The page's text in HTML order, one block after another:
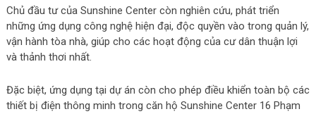
Chủ đầu tư của Sunshine Center còn nghiên cứu, phát triển
những ứng dụng công nghệ hiện đại, độc quyền vào trong quản lý,
vận hành tòa nhà, giúp cho các hoạt động của cư dân thuận lợi
và thảnh thơi nhất.
Đặc biệt, ứng dụng tại dự án còn cho phép điều khiển toàn bộ các
thiết bị điện thông minh trong căn hộ Sunshine Center 16 Phạm